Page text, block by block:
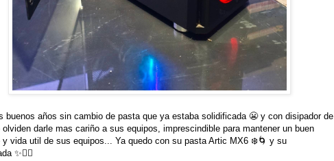
buenos años sin cambio de pasta que ya estaba solidificada 😬 y con disipador de
darle mas cariño a sus equipos, imprescindible para mantener un buen
y vida util de sus equipos... Ya quedo con su pasta Artic MX6 ❄️🌀 y su
✨👌🏼